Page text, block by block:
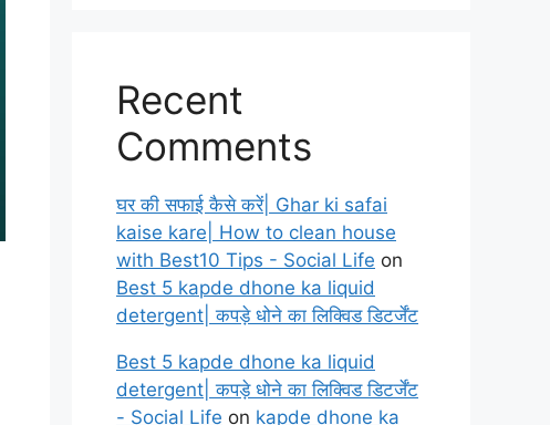
Recent
Comments
घर की सफाई कैसे करें| Ghar ki safai
kaise kare| How to clean house
with Best10 Tips - Social Life on
Best 5 kapde dhone ka liquid
detergent| कपड़े धोने का लिक्विड डिटर्जेंट
Best 5 kapde dhone ka liquid
detergent| कपड़े धोने का लिक्विड डिटर्जेंट
- Social Life on kapde dhone ka